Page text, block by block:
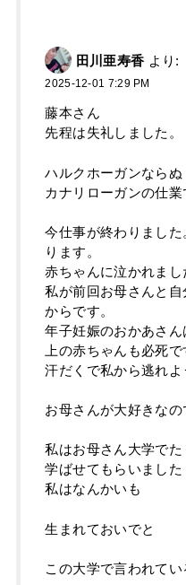
田川亜寿香 より:
2025-12-01 7:29 PM
藤本さん
先程は失礼しました。
ハルクホーガンならぬ
カナリローガンの仕業
今仕事が終わりまし
ります。
赤ちゃんに泣かれまし
私が前回お母さんと
からです。
年子妊娠のおかあさん
上の赤ちゃんも必死で
汗だくで私から逃れよ
お母さんが大好きなの
私はお母さん大学でた
学ばせてもらいました
私はなんかいも
生まれておいでと
この大学で言われて